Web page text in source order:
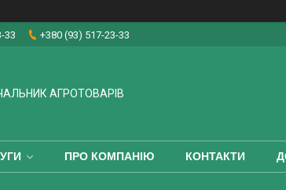
33 +380 (93) 517-23-33
АГРОТОВАРІВ
ПРО КОМПАНІЮ КОНТАКТИ